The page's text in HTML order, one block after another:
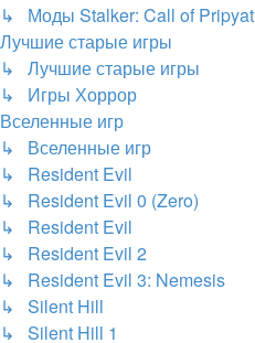
↳ Моды Stalker: Call of Pripyat
Лучшие старые игры
↳ Лучшие старые игры
↳ Игры Хоррор
Вселенные игр
↳ Вселенные игр
↳ Resident Evil
↳ Resident Evil 0 (Zero)
↳ Resident Evil
↳ Resident Evil 2
↳ Resident Evil 3: Nemesis
↳ Silent Hill
↳ Silent Hill 1